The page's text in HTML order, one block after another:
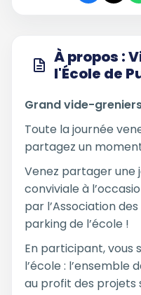
À propos :
l'École de
Grand vide-
Toute la journée
partagez un
Venez partager une
conviviale à
par l’Association
parking de l’école !
En participant, vous
l’école : l’ensemble
au profit des projets